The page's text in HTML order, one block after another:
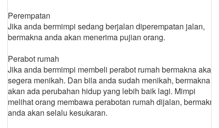
Perempatan
Jika anda bermimpi sedang berjalan diperempatan jalan,
bermakna anda akan menerima pujian orang.
Perabot rumah
Jika anda bermimpi membeli perabot rumah bermakna akan
segera menikah. Dan bila anda sudah menikah, bermakna
akan ada perubahan hidup yang lebih baik lagi. Mimpi
melihat orang membawa perabotan rumah dijalan, bermakna
anda akan selalu kesukaran.